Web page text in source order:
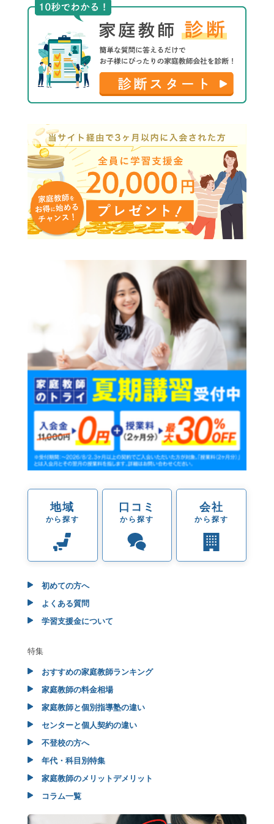
地域
から探す
口コミ
から探す
会社
から探す
初めての方へ
よくある質問
学習支援金について
特集
おすすめの家庭教師ランキング
家庭教師の料金相場
家庭教師と個別指導塾の違い
センターと個人契約の違い
不登校の方へ
年代・科目別特集
家庭教師のメリットデメリット
コラム一覧